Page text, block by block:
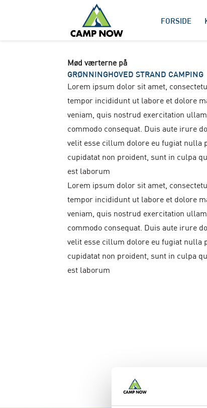
FORSIDE
Mød værterne på
GRØNNINGHOVED STRAND CAMPING
Lorem ipsum dolor sit amet,
tempor incididunt ut labore et dolore
veniam, quis nostrud exercitation
commodo consequat. Duis aute irure
velit esse cillum dolore eu fugiat nulla
cupidatat non proident, sunt in culpa
est laborum
Lorem ipsum dolor sit amet,
tempor incididunt ut labore et dolore
veniam, quis nostrud exercitation
commodo consequat. Duis aute irure
velit esse cillum dolore eu fugiat nulla
cupidatat non proident, sunt in culpa
est laborum